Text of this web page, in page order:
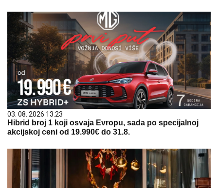
03. 08. 2026 13:23
Hibrid broj 1 koji osvaja Evropu, sada po specijalnoj
akcijskoj ceni od 19.990€ do 31.8.